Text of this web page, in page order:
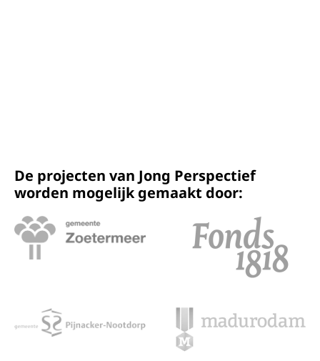
De projecten van Jong Perspectief
worden mogelijk gemaakt door: